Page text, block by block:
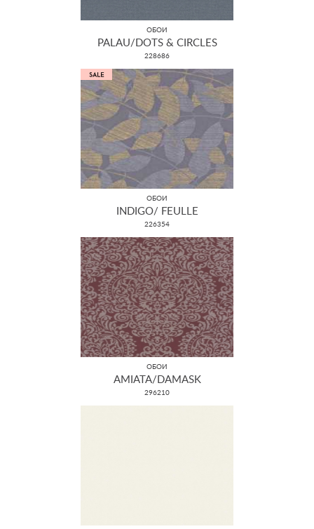
ОБОИ
PALAU/DOTS & CIRCLES
228686
ОБОИ
INDIGO/ FEULLE
226354
ОБОИ
AMIATA/DAMASK
296210